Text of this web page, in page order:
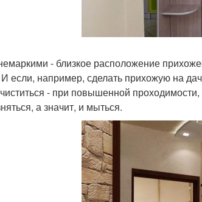
- близкое расположение
И если, например, сделать прихожую на
- при повышенной
а значит, и мыться.